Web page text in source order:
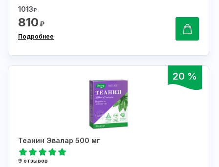
1013₽
810₽
Подробнее
20 %
Теанин Эвалар 500 мг
9 отзывов